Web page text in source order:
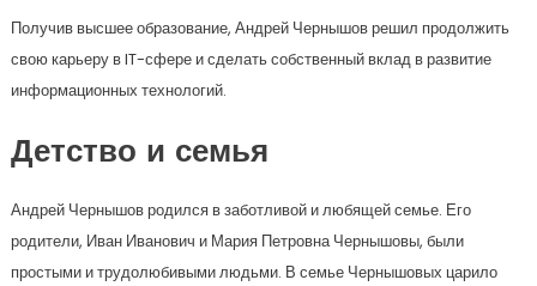
Получив высшее образование, Андрей Чернышов решил продолжить
свою карьеру в IT-сфере и сделать собственный вклад в развитие
информационных технологий.
Детство и семья
Андрей Чернышов родился в заботливой и любящей семье. Его
родители, Иван Иванович и Мария Петровна Чернышовы, были
простыми и трудолюбивыми людьми. В семье Чернышовых царило